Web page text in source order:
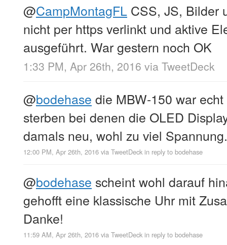
@CampMontagFL CSS, JS, Bilder
nicht per https verlinkt und aktive
ausgeführt. War gestern noch OK
1:33 PM, Apr 26th, 2016 via TweetDeck
@bodehase die MBW-150 war
sterben bei denen die OLED
damals neu, wohl zu viel
12:00 PM, Apr 26th, 2016 via TweetDeck in reply to bodehase
@bodehase scheint wohl darauf
gehofft eine klassische Uhr mit
Danke!
11:59 AM, Apr 26th, 2016 via TweetDeck in reply to bodehase